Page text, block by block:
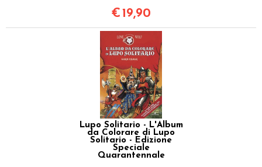
€ 19,90
Lupo Solitario - L'Album
da Colorare di Lupo
Solitario - Edizione
Speciale
Quarantennale